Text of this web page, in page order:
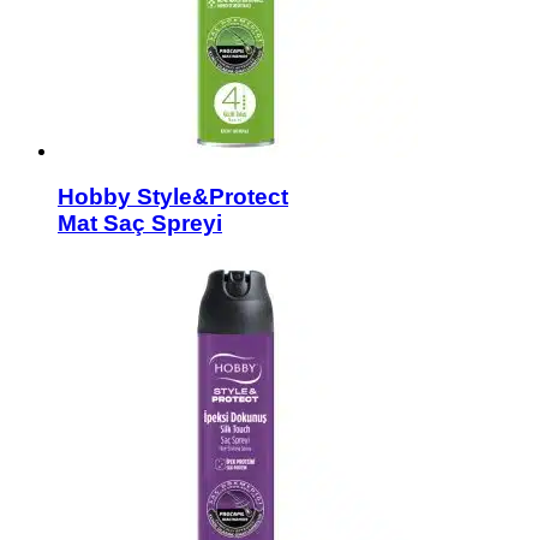
Hobby Style&Protect
Mat Saç Spreyi